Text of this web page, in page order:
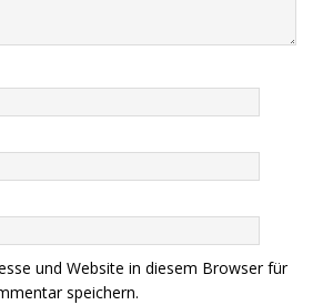
und Website in diesem Browser für
speichern.